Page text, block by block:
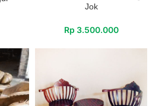
Jok
Rp 3.500.000